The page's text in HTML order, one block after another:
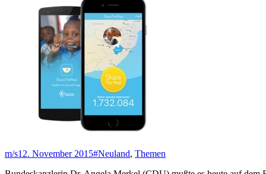
m/s12. November 2015#Neuland, Themen